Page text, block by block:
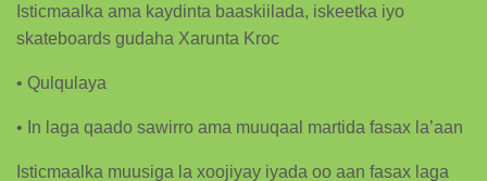
Isticmaalka ama kaydinta baaskiilada, iskeetka iyo
skateboards gudaha Xarunta Kroc
• Qulqulaya
• In laga qaado sawirro ama muuqaal martida fasax la’aan
Isticmaalka muusiga la xoojiyay iyada oo aan fasax laga